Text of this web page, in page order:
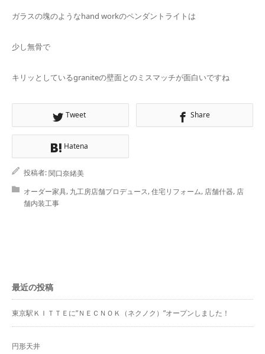
ガラスの塊のようなhand workのペンダントライトは
少し無骨で
キリッとしているgraniteの壁面とのミスマッチが面白いですね
Tweet Share
Hatena
投稿者:関口奈緒美
オーダー家具, 九工房店舗プロデュース,住宅リフォーム, 店舗什器, 店
舗内装工事
最近の投稿
東京駅ＫＩＴＴＥに”ＮＥＣＮＯＫ（ネクノク）”オープンしました！
円形天井